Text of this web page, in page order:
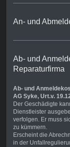
An- und
Ab- und
Reparaturfirma
Ab- und
AG Syke, Urt.v.
Der Geschädigte
Dienstleister
verfolgen. Er muss
zu kümmern.
Erscheint die
in der